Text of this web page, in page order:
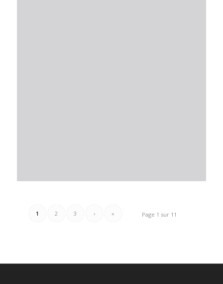
Page 1 sur 11
1 2 3 › »